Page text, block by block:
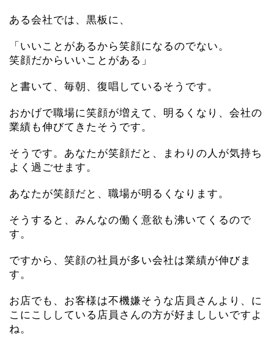
ある会社では、黒板に、
「いいことがあるから笑顔になるのでない。
笑顔だからいいことがある」
と書いて、毎朝、復唱しているそうです。
おかげで職場に笑顔が増えて、明るくなり、会社の
業績も伸びてきたそうです。
そうです。あなたが笑顔だと、まわりの人が気持ち
よく過ごせます。
あなたが笑顔だと、職場が明るくなります。
そうすると、みんなの働く意欲も沸いてくるので
す。
ですから、笑顔の社員が多い会社は業績が伸びま
す。
お店でも、お客様は不機嫌そうな店員さんより、に
こにこししている店員さんの方が好まししいですよ
ね。